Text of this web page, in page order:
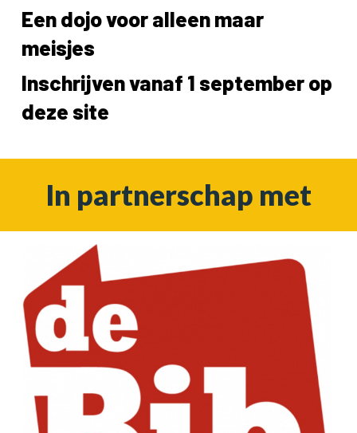
Een dojo voor alleen maar
meisjes
Inschrijven vanaf 1 september op
deze site
In partnerschap met